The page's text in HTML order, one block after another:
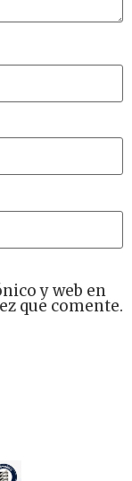
y web en
que comente.